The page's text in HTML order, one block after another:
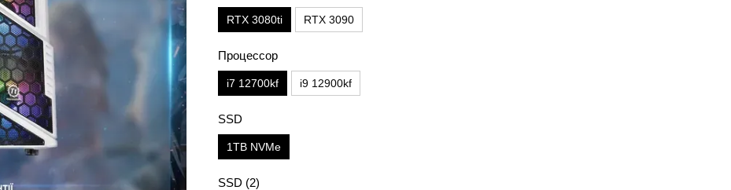
RTX 3080ti RTX 3090
Процессор
i7 12700kf i9 12900kf
SSD
1TB NVMe
SSD (2)